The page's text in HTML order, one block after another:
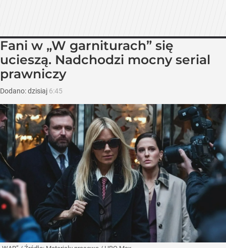
Fani w „W garniturach” się
ucieszą. Nadchodzi mocny serial
prawniczy
Dodano:dzisiaj 6:45